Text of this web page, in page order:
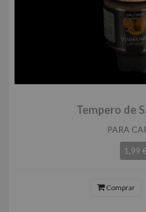
Tempero de
PARA
1,99
Comprar